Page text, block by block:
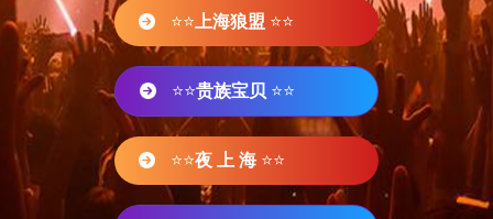
⭐⭐ 上海狼盟 ⭐⭐
⭐⭐贵族宝贝 ⭐⭐
⭐⭐夜 上 海 ⭐⭐